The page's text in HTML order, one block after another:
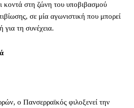
κοντά στη ζώνη του υποβιβασμού
σε μία αγωνιστική που μπορεί
για τη συνέχεια.
ο Πανσερραϊκός φιλοξενεί την